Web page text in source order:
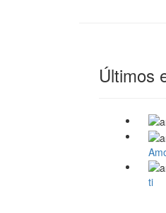
Últimos
ti